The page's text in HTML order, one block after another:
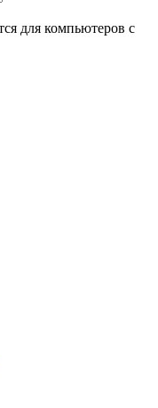
для компьютеров с